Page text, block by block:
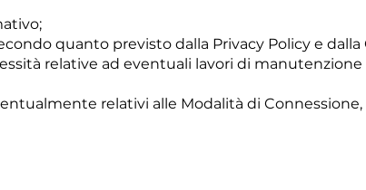
quanto previsto dalla Privacy Policy e dalla
relative ad eventuali lavori di
relativi alle Modalità di Connessione,